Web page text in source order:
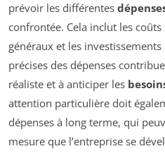
prévoir les différentes
confrontée. Cela inclut les
généraux et les
précises des dépenses
réaliste et à anticiper les
attention particulière doit
dépenses à long terme, qui
mesure que l’entreprise se